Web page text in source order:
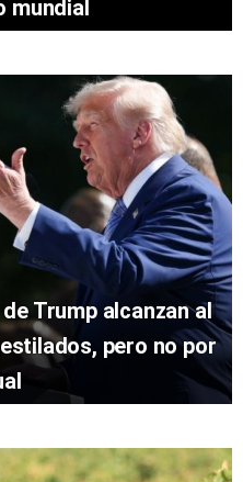
mundial
Trump alcanzan al
pero no por